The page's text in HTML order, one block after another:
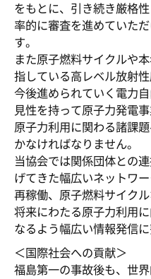
をもとに、引き続き厳格
率的に審査を進めていた
す。
また原子燃料サイクルや
指している高レベル放射
今後進められていく電力
見性を持って原子力発電
原子力利用に関わる諸課
かなければなりません。
当協会では関係団体との
げてきた幅広いネットワ
再稼働、原子燃料サイク
将来にわたる原子力利用
なるよう幅広い情報発信に
＜国際社会への貢献＞
福島第一の事故後も、世